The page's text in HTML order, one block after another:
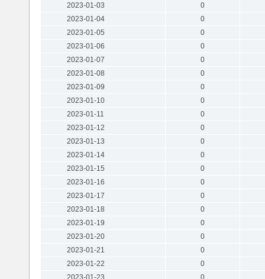
2023-01-03
0
2023-01-04
0
2023-01-05
0
2023-01-06
0
2023-01-07
0
2023-01-08
0
2023-01-09
0
2023-01-10
0
2023-01-11
0
2023-01-12
0
2023-01-13
0
2023-01-14
0
2023-01-15
0
2023-01-16
0
2023-01-17
0
2023-01-18
0
2023-01-19
0
2023-01-20
0
2023-01-21
0
2023-01-22
0
2023-01-23
0